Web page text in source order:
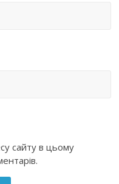
сайту в цьому